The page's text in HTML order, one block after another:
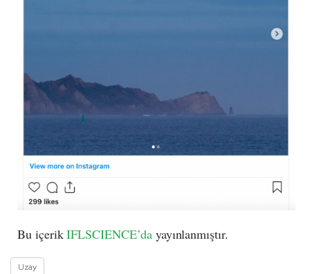
Bu içerikIFLSCIENCE’dayayınlanmıştır.
Uzay